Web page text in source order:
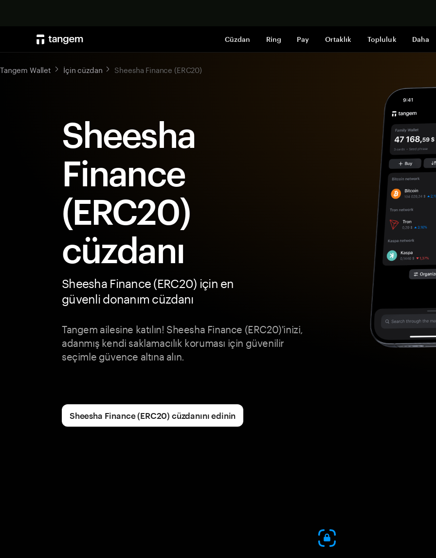
Cüzdan Ring Pay Ortaklık Topluluk Daha
Tangem Wallet İçin cüzdan Sheesha Finance (ERC20)
Sheesha
Finance
(ERC20)
cüzdanı
Sheesha Finance (ERC20) için en
güvenli donanım cüzdanı
Tangem ailesine katılın! Sheesha Finance (ERC20)'inizi,
adanmış kendi saklamacılık koruması için güvenilir
seçimle güvence altına alın.
Sheesha Finance (ERC20) cüzdanını edinin